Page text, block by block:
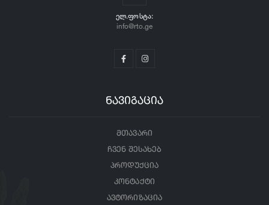
ᲔᲚ.ᲤᲝᲡᲢᲐ:
info@rto.ge
ნავიგაცია
მთავარი
ჩვენ შესახებ
პროდუქცია
კონტაქტი
ავტორიზაცია